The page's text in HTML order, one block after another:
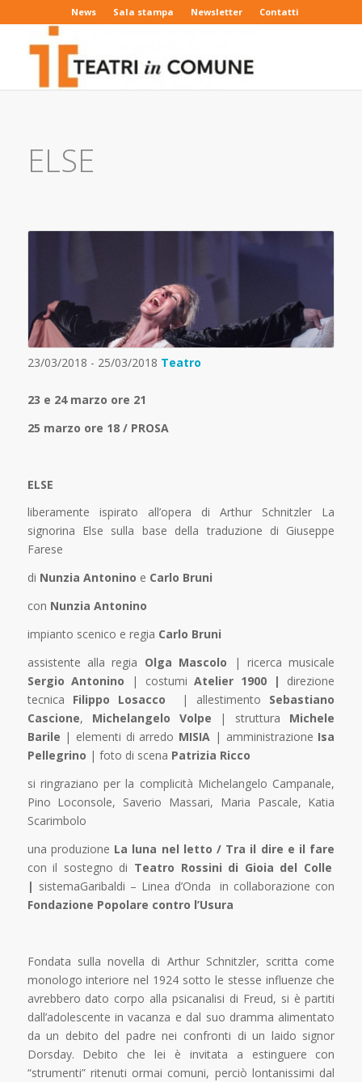
News Sala stampa Newsletter Contatti
ELSE
23/03/2018 - 25/03/2018 Teatro
23 e 24 marzo ore 21
25 marzo ore 18 / PROSA
ELSE
liberamente ispirato all’opera di Arthur Schnitzler La
signorina Else sulla base della traduzione di Giuseppe
Farese
di Nunzia Antonino e Carlo Bruni
con Nunzia Antonino
impianto scenico e regia Carlo Bruni
assistente alla regia Olga Mascolo | ricerca musicale
Sergio Antonino | costumiAtelier 1900 | direzione
tecnica Filippo Losacco | allestimento Sebastiano
Cascione, Michelangelo Volpe | struttura Michele
Barile | elementi di arredo MISIA | amministrazione Isa
Pellegrino | foto di scena Patrizia Ricco
si ringraziano per la complicità Michelangelo Campanale,
Pino Loconsole, Saverio Massari, Maria Pascale, Katia
Scarimbolo
una produzione La luna nel letto / Tra il dire e il fare
con il sostegno di Teatro Rossini di Gioia del Colle
| sistemaGaribaldi – Linea d’Onda in collaborazione con
Fondazione Popolare contro l’Usura
Fondata sulla novella di Arthur Schnitzler, scritta come
monologo interiore nel 1924 sotto le stesse influenze che
avrebbero dato corpo alla psicanalisi di Freud, si è partiti
dall’adolescente in vacanza e dal suo dramma alimentato
da un debito del padre nei confronti di un laido signor
Dorsday. Debito che lei è invitata a estinguere con
“strumenti” ritenuti ormai comuni, perciò lontanissimi dal